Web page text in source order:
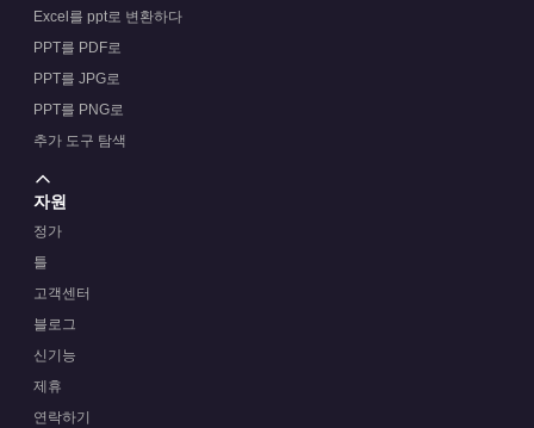
Excel를 ppt로 변환하다
PPT를 PDF로
PPT를 JPG로
PPT를 PNG로
추가 도구 탐색
자원
정가
틀
고객센터
블로그
신기능
제휴
연락하기